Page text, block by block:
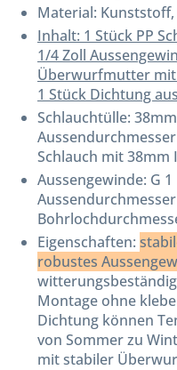
Material: Kunststoff,
Inhalt: 1 Stück PP
1/4 Zoll
Überwurfmutter mit
1 Stück Dichtung
Schlauchtülle:
Schlauch mit
Aussengewinde: G
Eigenschaften:
robustes
Montage ohne
Dichtung können
von Sommer zu
mit stabiler